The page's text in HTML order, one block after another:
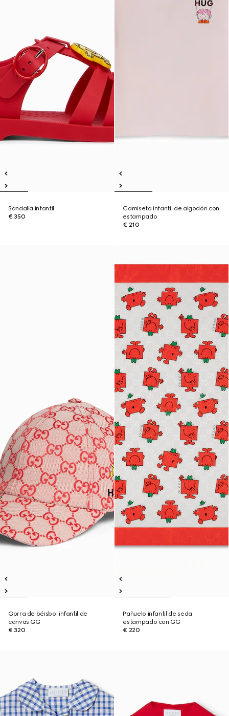
Sandalia infantil
€ 350
Camiseta infantil de algodón con
estampado
€ 210
Gorra de béisbol infantil de
canvas GG
€ 320
Pañuelo infantil de seda
estampado con GG
€ 220